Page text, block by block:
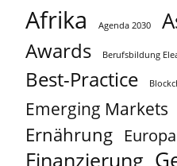
Afrika Agenda 2030
Awards Berufsbildung
Best-Practice
Emerging Markets
Ernährung Europa
Finanzierung